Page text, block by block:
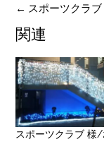
Post
← スポーツクラブ
関連
スポーツクラブ 様/